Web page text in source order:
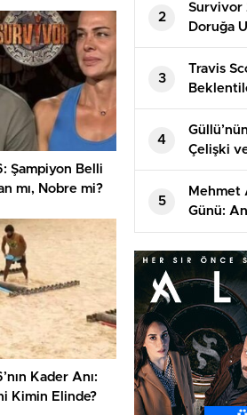
Şampiyon Belli
mı, Nobre mi?
Kader Anı:
Kimin Elinde?
2
Survivor
Doruğa
ve
3
Travis
4
Çelişki
5
Mehmet
Günü:
Töreni